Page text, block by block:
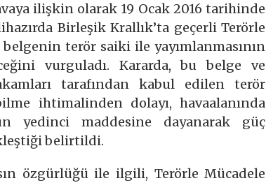
ilişkin olarak 19 Ocak 2016 tarihinde
Birleşik Krallık’ta geçerli Terörle
terör saiki ile yayımlanmasının
vurguladı. Kararda, bu belge ve
tarafından kabul edilen terör
ihtimalinden dolayı, havaalanında
yedinci maddesine dayanarak güç
belirtildi.
özgürlüğü ile ilgili, Terörle Mücadele